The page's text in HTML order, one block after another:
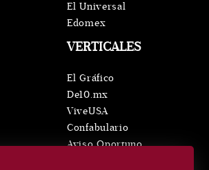
VERTICALES
El Gráfico
De10.mx
ViveUSA
Confabulario
Aviso Oportuno
El Universal
Edomex